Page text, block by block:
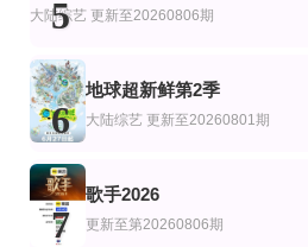
阿德里安妮·库瑞,杰克森·盖勒克西
大张伟,许凯,周笔畅,彭昱畅,张真源,陈哲远
5
大陆综艺 更新至20260806期
6
地球超新鲜第2季
大陆综艺 更新至20260801期
7
歌手2026
更新至第20260806期